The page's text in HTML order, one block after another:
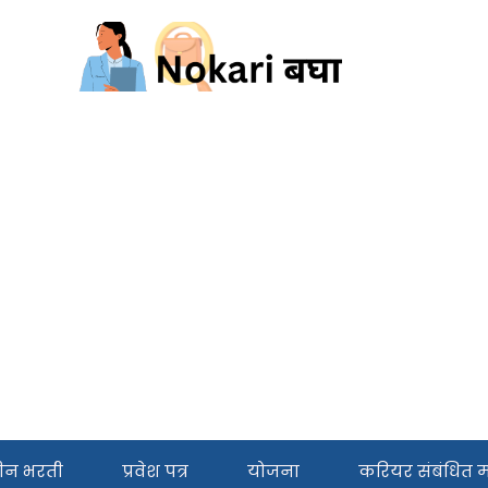
भरती प्रवेश पत्र योजना करियर संबंधित